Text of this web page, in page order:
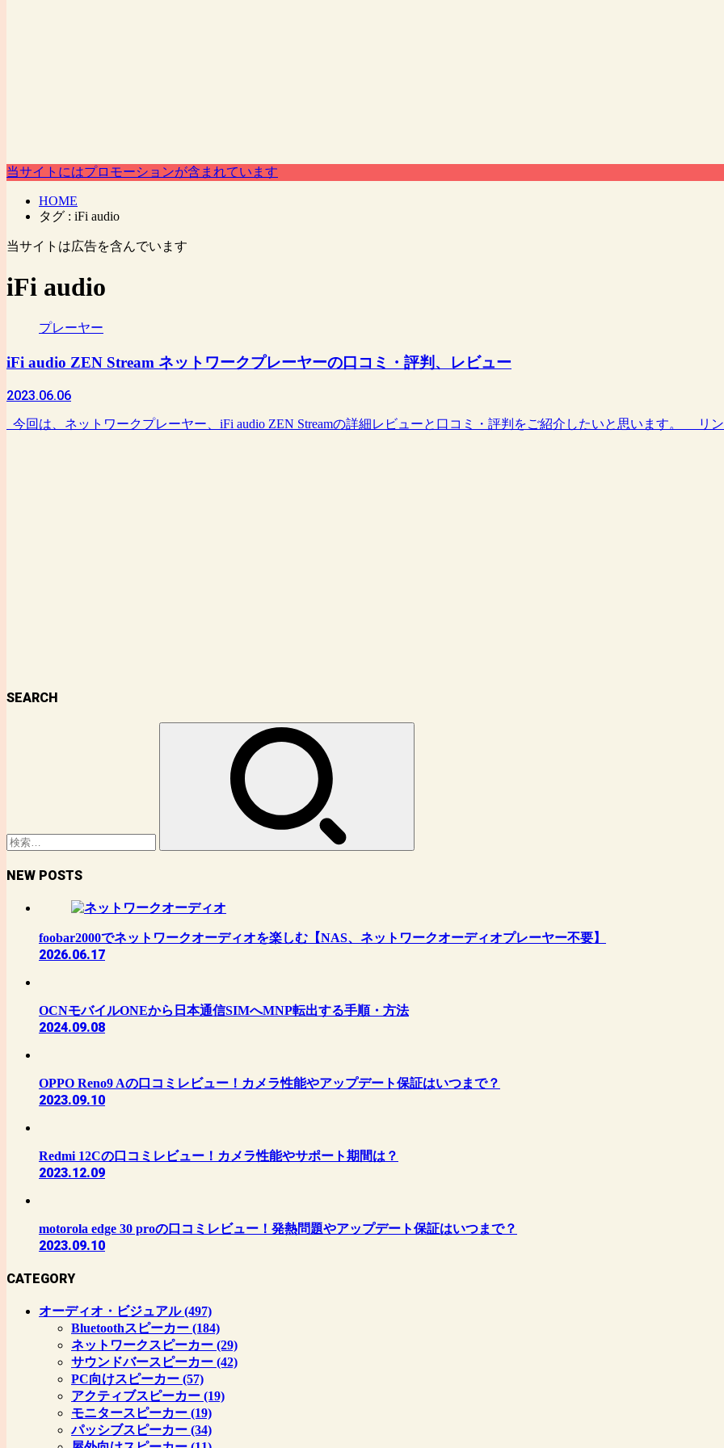
当サイトにはプロモーションが含まれています
HOME
タグ : iFi audio
当サイトは広告を含んでいます
iFi audio
プレーヤー
iFi audio ZEN Stream ネットワークプレーヤーの口コミ・評判、レビュー
2023.06.06
今回は、ネットワークプレーヤー、iFi audio ZEN Streamの詳細レビューと口コミ・評判をご紹介したいと思います。 リ
SEARCH
NEW POSTS
foobar2000でネットワークオーディオを楽しむ【NAS、ネットワークオーディオプレーヤー不要】
2026.06.17
OCNモバイルONEから日本通信SIMへMNP転出する手順・方法
2024.09.08
OPPO Reno9 Aの口コミレビュー！カメラ性能やアップデート保証はいつまで？
2023.09.10
Redmi 12Cの口コミレビュー！カメラ性能やサポート期間は？
2023.12.09
motorola edge 30 proの口コミレビュー！発熱問題やアップデート保証はいつまで？
2023.09.10
CATEGORY
オーディオ・ビジュアル(497)
Bluetoothスピーカー (184)
ネットワークスピーカー (29)
サウンドバースピーカー (42)
PC向けスピーカー (57)
アクティブスピーカー (19)
モニタースピーカー (19)
パッシブスピーカー (34)